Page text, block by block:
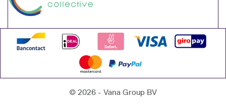
© 2026 - Vana Group BV